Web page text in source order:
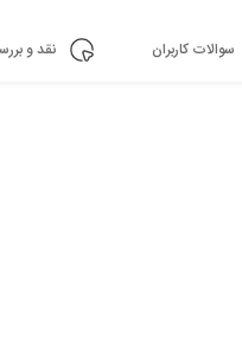
سوالات کاربران نقد و